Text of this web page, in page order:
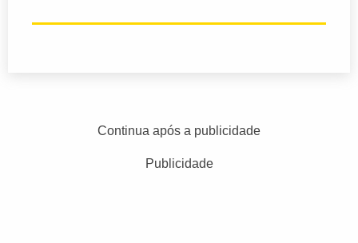
Continua após a publicidade
Publicidade